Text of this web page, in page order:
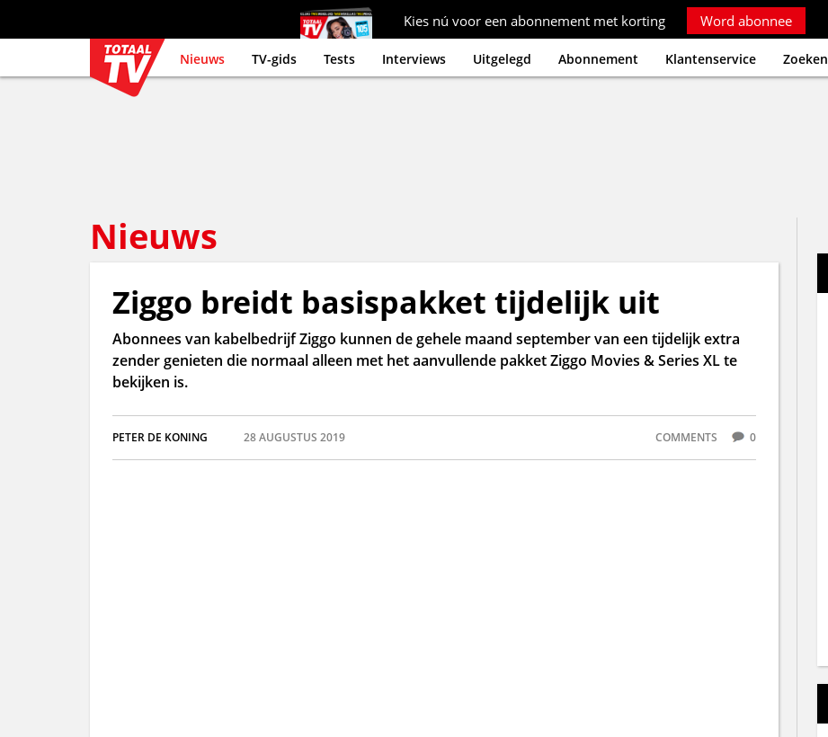
Kies nú voor een abonnement met korting Word abonnee
Nieuws TV-gids Tests Interviews Uitgelegd Abonnement Klantenservice Zoeken
Nieuws
Ziggo breidt basispakket tijdelijk uit
Abonnees van kabelbedrijf Ziggo kunnen de gehele maand september van een tijdelijk extra
zender genieten die normaal alleen met het aanvullende pakket Ziggo Movies & Series XL te
bekijken is.
PETER DE KONING 28 AUGUSTUS 2019 COMMENTS 0